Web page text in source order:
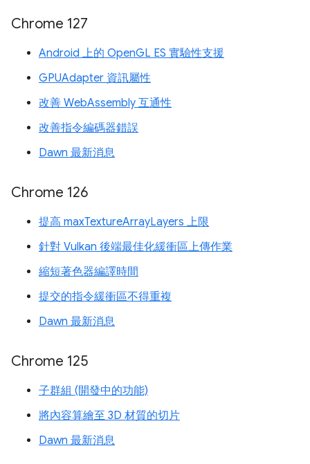
Chrome 127
Android 上的 OpenGL ES 實驗性支援
GPUAdapter 資訊屬性
改善 WebAssembly 互通性
改善指令編碼器錯誤
Dawn 最新消息
Chrome 126
提高 maxTextureArrayLayers 上限
針對 Vulkan 後端最佳化緩衝區上傳作業
縮短著色器編譯時間
提交的指令緩衝區不得重複
Dawn 最新消息
Chrome 125
子群組 (開發中的功能)
將內容算繪至 3D 材質的切片
Dawn 最新消息